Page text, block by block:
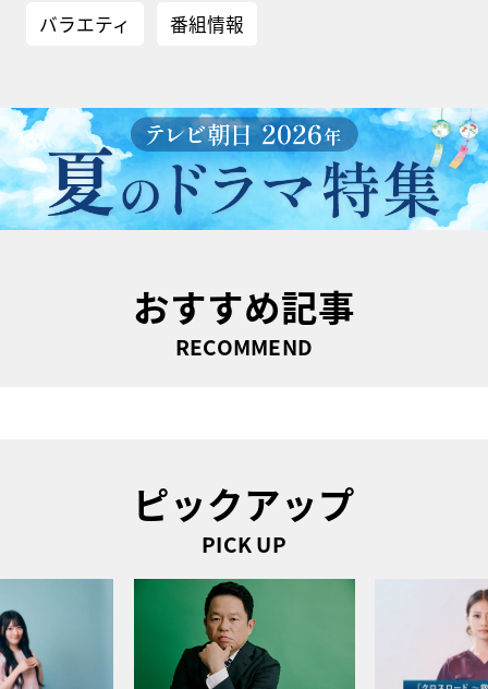
バラエティ 番組情報
おすすめ記事
RECOMMEND
ピックアップ
PICK UP